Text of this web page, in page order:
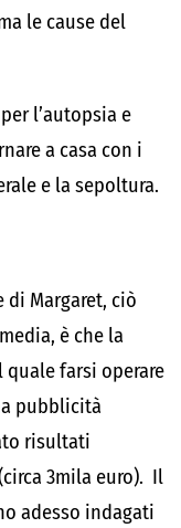
le cause del
l’autopsia e
a casa con i
e la sepoltura.
Margaret, ciò
è che la
quale farsi operare
pubblicità
risultati
3mila euro). Il
adesso indagati